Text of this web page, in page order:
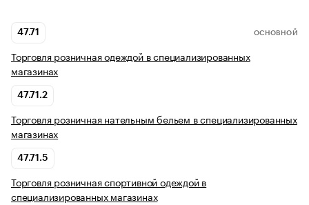
47.71 ОСНОВНОЙ
Торговля розничная одеждой в специализированных
магазинах
47.71.2
Торговля розничная нательным бельем в специализированных
магазинах
47.71.5
Торговля розничная спортивной одеждой в
специализированных магазинах